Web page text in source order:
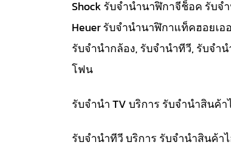
Shock รับจำนำนาฬิกาจีช็อค รับจ
Heuer รับจำนำนาฬิกาแท็คฮอยเอ
รับจำนำกล้อง, รับจำนำทีวี, รับจำ
โฟน
รับจำนำ TV บริการ รับจำนำสินค้
รับจำนำทีวี บริการ รับจำนำสินค้